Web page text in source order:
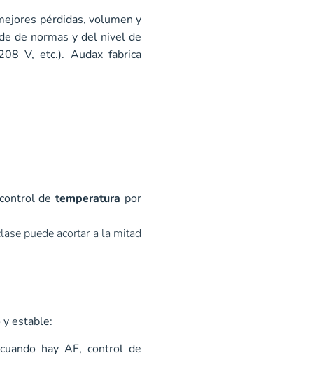
pérdidas, volumen y
de normas y del nivel de
V, etc.). Audax fabrica
detemperatura por
puede acortar a la mitad
y estable:
hay AF, control de